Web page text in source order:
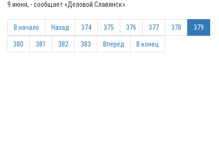
9 июня, - сообщает «Деловой Славянск».
В начало Назад 374 375 376 377 378 379
380 381 382 383 Вперёд В конец